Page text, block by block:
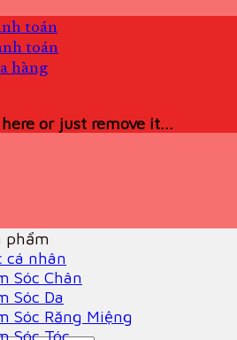
toán
toán
hàng
or just remove it...
phẩm
cá nhân
Sóc Chân
Sóc Da
Sóc Răng Miệng
Sóc Tóc